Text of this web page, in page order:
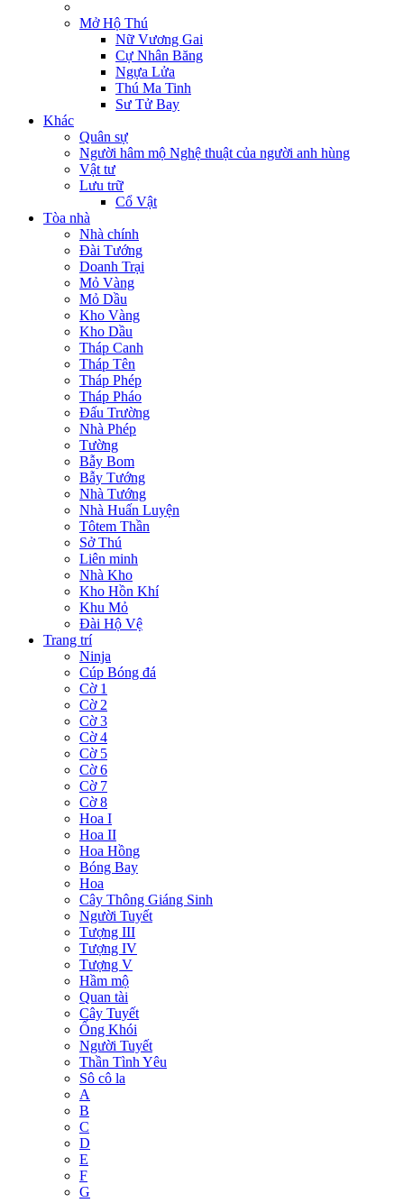
Mở Hộ Thú
Nữ Vương Gai
Cự Nhân Băng
Ngựa Lửa
Thú Ma Tinh
Sư Tử Bay
Khác
Quân sự
Người hâm mộ Nghệ thuật của người anh hùng
Vật tư
Lưu trữ
Cổ Vật
Tòa nhà
Nhà chính
Đài Tướng
Doanh Trại
Mỏ Vàng
Mỏ Dầu
Kho Vàng
Kho Dầu
Tháp Canh
Tháp Tên
Tháp Phép
Tháp Pháo
Đấu Trường
Nhà Phép
Tường
Bẫy Bom
Bẫy Tướng
Nhà Tướng
Nhà Huấn Luyện
Tôtem Thần
Sở Thú
Liên minh
Nhà Kho
Kho Hồn Khí
Khu Mỏ
Đài Hộ Vệ
Trang trí
Ninja
Cúp Bóng đá
Cờ 1
Cờ 2
Cờ 3
Cờ 4
Cờ 5
Cờ 6
Cờ 7
Cờ 8
Hoa I
Hoa II
Hoa Hồng
Bóng Bay
Hoa
Cây Thông Giáng Sinh
Người Tuyết
Tượng III
Tượng IV
Tượng V
Hầm mộ
Quan tài
Cây Tuyết
Ống Khói
Người Tuyết
Thần Tình Yêu
Sô cô la
A
B
C
D
E
F
G